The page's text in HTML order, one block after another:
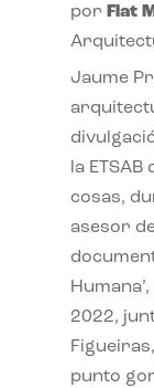
por Flat
Jaume
la
cosas,
asesor
2022,
punto